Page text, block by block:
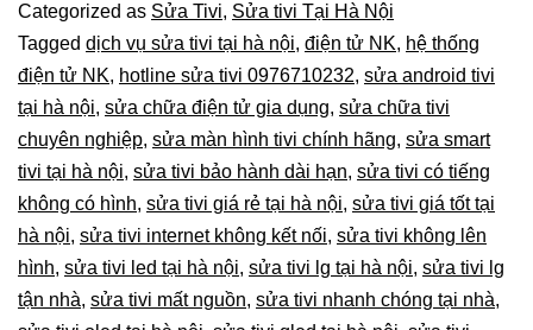
Tại
Hà
Nội
|
Hệ
Thống
Điện
Categorized as Sửa Tivi, Sửa tivi Tại Hà Nội
Tagged dịch vụ sửa tivi tại hà nội, điện tử NK, hệ thống
điện tử NK, hotline sửa tivi 0976710232, sửa android tivi
tại hà nội, sửa chữa điện tử gia dụng, sửa chữa tivi
chuyên nghiệp, sửa màn hình tivi chính hãng, sửa smart
tivi tại hà nội, sửa tivi bảo hành dài hạn, sửa tivi có tiếng
không có hình, sửa tivi giá rẻ tại hà nội, sửa tivi giá tốt tại
hà nội, sửa tivi internet không kết nối, sửa tivi không lên
hình, sửa tivi led tại hà nội, sửa tivi lg tại hà nội, sửa tivi lg
tận nhà, sửa tivi mất nguồn, sửa tivi nhanh chóng tại nhà,